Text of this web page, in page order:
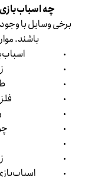
چه
برخی وسایل با
باشند.